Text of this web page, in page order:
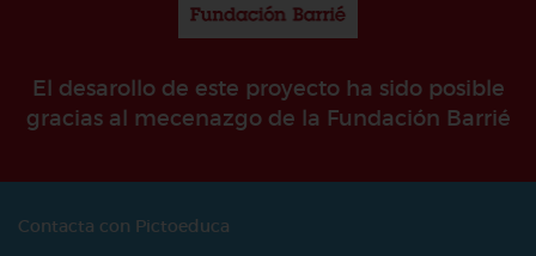
El desarollo de este proyecto ha sido posible
gracias al mecenazgo de la Fundación Barrié
Contacta con Pictoeduca